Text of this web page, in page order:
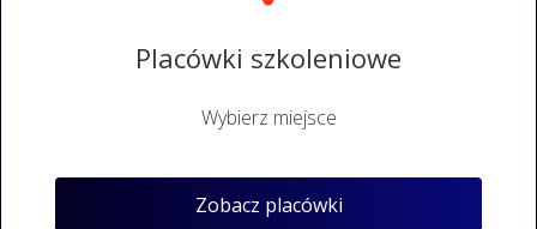
Placówki szkoleniowe
Wybierz miejsce
Zobacz placówki